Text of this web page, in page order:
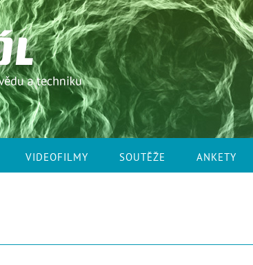
VIDEOFILMY SOUTĚŽE ANKETY